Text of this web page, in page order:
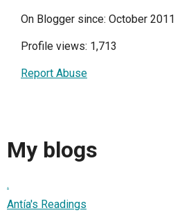
On Blogger since: October 2011
Profile views: 1,713
Report Abuse
My blogs
.
Antía's Readings